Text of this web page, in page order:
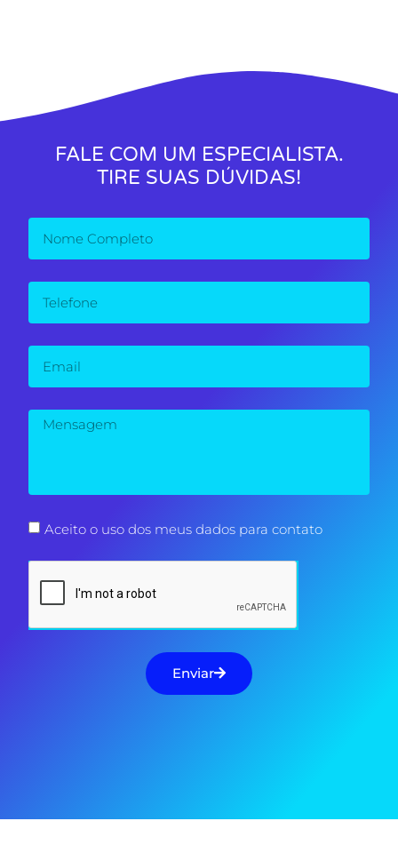
FALE COM UM ESPECIALISTA.
TIRE SUAS DÚVIDAS!
Aceito o uso dos meus dados para contato
Enviar